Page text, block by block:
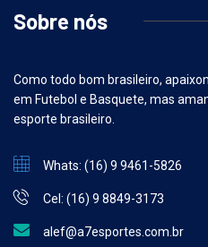
Sobre nós
Como todo bom brasileiro,
em Futebol e Basquete, mas
esporte brasileiro.
Whats: (16) 9 9461-5826
Cel: (16) 9 8849-3173
alef@a7esportes.com.br